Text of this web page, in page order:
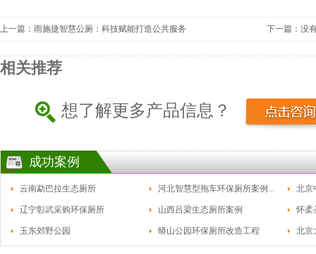
上一篇：雨施捷智慧公厕：科技赋能打造公共服务 下一篇：没
相关推荐
想了解更多产品信息？
成功案例
云南勐巴拉生态厕所 河北智慧型拖车环保厕所案例... 北京
辽宁彰武采购环保厕所 山西吕梁生态厕所案例 怀柔
玉东郊野公园 蟒山公园环保厕所改造工程 北京